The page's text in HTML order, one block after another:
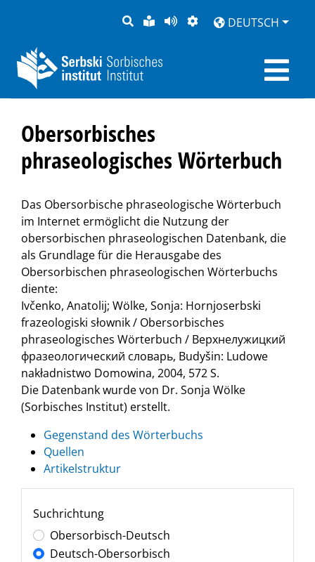
SUCHELEICHTE
SPRACHE
SEITEDARSTELLUNG
DEUTSCH
Obersorbisches
phraseologisches Wörterbuch
Das Obersorbische phraseologische Wörterbuch
im Internet ermöglicht die Nutzung der
obersorbischen phraseologischen Datenbank, die
als Grundlage für die Herausgabe des
Obersorbischen phraseologischen Wörterbuchs
diente:
Ivčenko, Anatolij; Wölke, Sonja: Hornjoserbski
frazeologiski słownik / Obersorbisches
phraseologisches Wörterbuch / Верхнелужицкий
фразеологический словарь, Budyšin: Ludowe
nakładnistwo Domowina, 2004, 572 S.
Die Datenbank wurde von Dr. Sonja Wölke
(Sorbisches Institut) erstellt.
Gegenstand des Wörterbuchs
Quellen
Artikelstruktur
Suchrichtung
Obersorbisch-Deutsch
Deutsch-Obersorbisch